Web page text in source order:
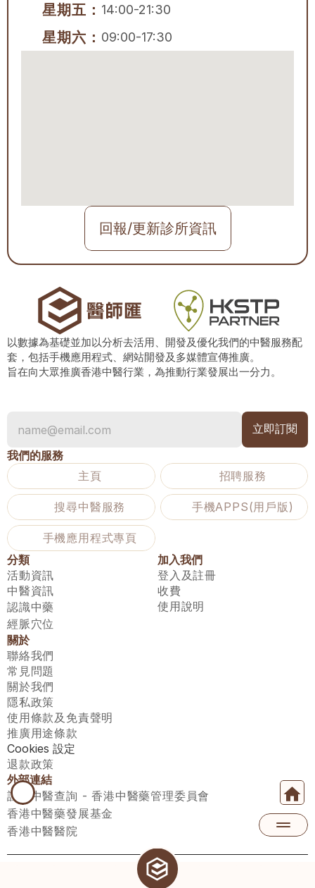
星期五： 14:00-21:30
星期六： 09:00-17:30
回報/更新診所資訊
以數據為基礎並加以分析去活用、開發及優化我們的中醫服務配
套，包括手機應用程式、網站開發及多媒體宣傳推廣。
旨在向大眾推廣香港中醫行業，為推動行業發展出一分力。
我們的服務
主頁
招聘服務
搜尋中醫服務 手機APPS(用戶版)
手機應用程式專頁
分類
活動資訊
中醫資訊
認識中藥
經脈穴位
加入我們
登入及註冊
收費
使用說明
關於
聯絡我們
常見問題
關於我們
隱私政策
使用條款及免責聲明
推廣用途條款
Cookies 設定
退款政策
外部連結
註冊中醫查詢 - 香港中醫藥管理委員會
香港中醫藥發展基金
香港中醫醫院
醫師匯有限公司 ECWAY LIMITED Copyright 2026© All rights